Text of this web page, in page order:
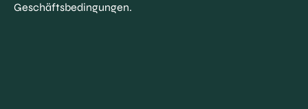
Geschäftsbedingungen.